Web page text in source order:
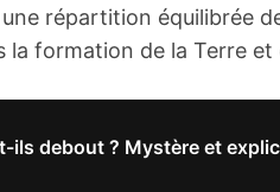
répartition équilibrée
formation de la Terre
ils debout ? Mystère et